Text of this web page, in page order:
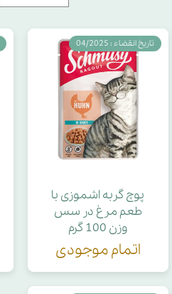
پوچ گربه اشموزی با
طعم مرغ در سس
وزن 100 گرم
اتمام موجودی
تاریخ انقضاء : 04/2025